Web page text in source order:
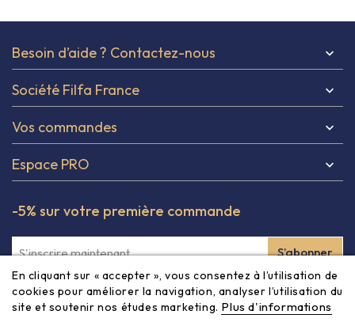
Besoin d’aide ? Contactez-nous 
Société Filfa France 
Vos commandes 
Espace PRO 
-5% sur votre première commande
Inscrivez-vous à notre newsletter et obtenez -5% à partir
de 80€ sur votre première commande ! Vous pouvez vous
En cliquant sur « accepter », vous consentez à l’utilisation de
cookies pour améliorer la navigation, analyser l’utilisation du
site et soutenir nos études marketing. Plus d'informations